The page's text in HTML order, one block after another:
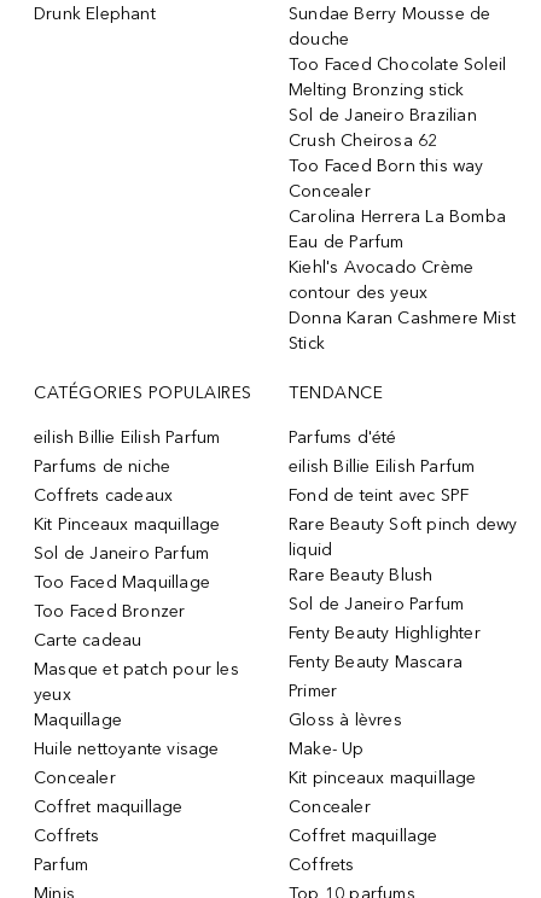
Drunk Elephant
Sundae Berry Mousse de
douche
Too Faced Chocolate Soleil
Melting Bronzing stick
Sol de Janeiro Brazilian
Crush Cheirosa 62
Too Faced Born this way
Concealer
Carolina Herrera La Bomba
Eau de Parfum
Kiehl's Avocado Crème
contour des yeux
Donna Karan Cashmere Mist
Stick
CATÉGORIES POPULAIRES
eilish Billie Eilish Parfum
Parfums de niche
Coffrets cadeaux
Kit Pinceaux maquillage
Sol de Janeiro Parfum
Too Faced Maquillage
Too Faced Bronzer
Carte cadeau
Masque et patch pour les
yeux
Maquillage
Huile nettoyante visage
Concealer
Coffret maquillage
Coffrets
Parfum
Minis
TENDANCE
Parfums d'été
eilish Billie Eilish Parfum
Fond de teint avec SPF
Rare Beauty Soft pinch dewy
liquid
Rare Beauty Blush
Sol de Janeiro Parfum
Fenty Beauty Highlighter
Fenty Beauty Mascara
Primer
Gloss à lèvres
Make- Up
Kit pinceaux maquillage
Concealer
Coffret maquillage
Coffrets
Top 10 parfums